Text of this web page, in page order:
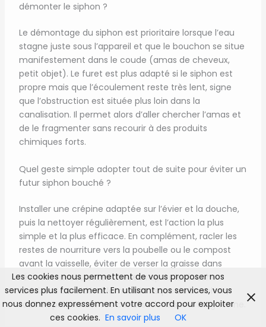
démonter le siphon ?
Le démontage du siphon est prioritaire lorsque l’eau
stagne juste sous l’appareil et que le bouchon se situe
manifestement dans le coude (amas de cheveux,
petit objet). Le furet est plus adapté si le siphon est
propre mais que l’écoulement reste très lent, signe
que l’obstruction est située plus loin dans la
canalisation. Il permet alors d’aller chercher l’amas et
de le fragmenter sans recourir à des produits
chimiques forts.
Quel geste simple adopter tout de suite pour éviter un
futur siphon bouché ?
Installer une crépine adaptée sur l’évier et la douche,
puis la nettoyer régulièrement, est l’action la plus
simple et la plus efficace. En complément, racler les
restes de nourriture vers la poubelle ou le compost
avant la vaisselle, éviter de verser la graisse dans
l’évier et ramasser les cheveux après la douche
réduisent considérablement le risque de bouchon,
tout en préservant vos canalisations sur le long terme.
Les cookies nous permettent de vous proposer nos
services plus facilement. En utilisant nos services, vous
nous donnez expressément votre accord pour exploiter
ces cookies. En savoir plus OK